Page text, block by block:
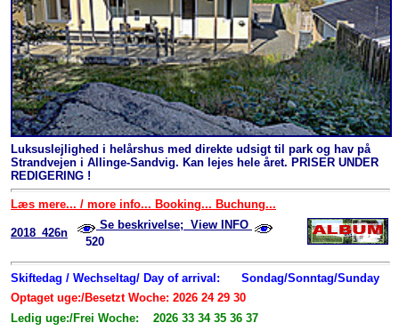
Luksuslejlighed i helårshus med direkte udsigt til park og hav på
Strandvejen i Allinge-Sandvig. Kan lejes hele året. PRISER UNDER
REDIGERING !
Læs mere... / more info... Booking... Buchung...
2018_426n
Se beskrivelse; View INFO
520
Skiftedag / Wechseltag/ Day of arrival: Sondag/Sonntag/Sunday
Optaget uge:/Besetzt Woche: 2026 24 29 30
Ledig uge:/Frei Woche: 2026 33 34 35 36 37